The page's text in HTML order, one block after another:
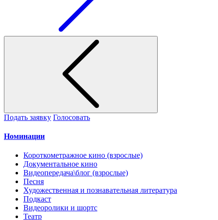
Подать заявку Голосовать
Номинации
Короткометражное кино (взрослые)
Документальное кино
Видеопередача\блог (взрослые)
Песня
Художественная и познавательная литература
Подкаст
Видеоролики и шортс
Театр